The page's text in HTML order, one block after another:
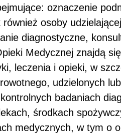
oznaczenie
osoby
diagnostyczne,
Medycznej znajdą
leczenia i opieki, w
udzielonych
badaniach
środkach
medycznych, w tym o